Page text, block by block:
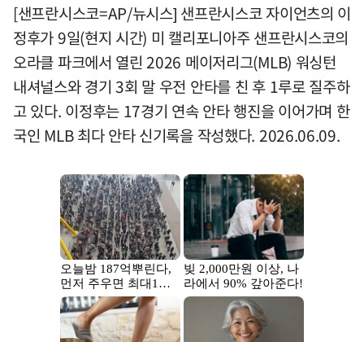
[샌프란시스코=AP/뉴시스] 샌프란시스코 자이언츠의 이
정후가 9일(현지 시간) 미 캘리포니아주 샌프란시스코의
오라클 파크에서 열린 2026 메이저리그(MLB) 워싱턴
내셔널스와 경기 3회 말 우전 안타를 친 후 1루로 질주하
고 있다. 이정후는 17경기 연속 안타 행진을 이어가며 한
국인 MLB 최다 안타 신기록을 작성했다. 2026.06.09.